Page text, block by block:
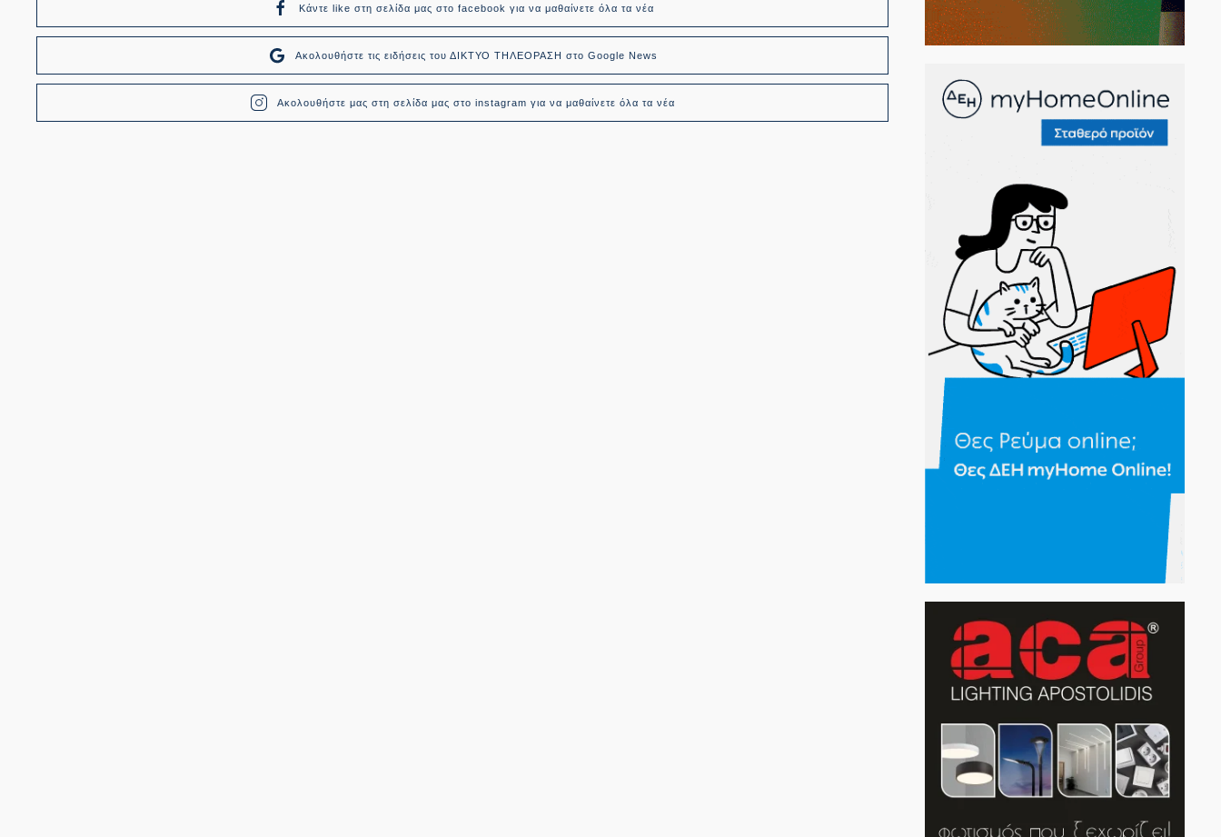
Κάντε like στη σελίδα μας στο facebook για να μαθαίνετε όλα τα νέα
Ακολουθήστε τις ειδήσεις του ΔΙΚΤΥΟ ΤΗΛΕΟΡΑΣΗ στο Google News
Ακολουθήστε μας στη σελίδα μας στο instagram για να μαθαίνετε όλα τα νέα